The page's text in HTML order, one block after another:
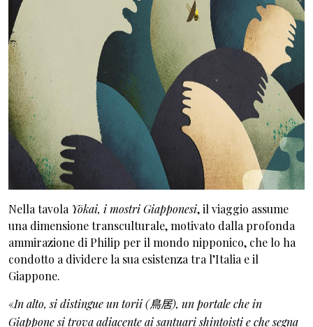
Nella tavola Yōkai, i mostri Giapponesi, il viaggio assume
una dimensione transculturale, motivato dalla profonda
ammirazione di Philip per il mondo nipponico, che lo ha
condotto a dividere la sua esistenza tra l’Italia e il
Giappone.
«In alto, si distingue un torii (鳥居), un portale che in
Giappone si trova adiacente ai santuari shintoisti e che segna